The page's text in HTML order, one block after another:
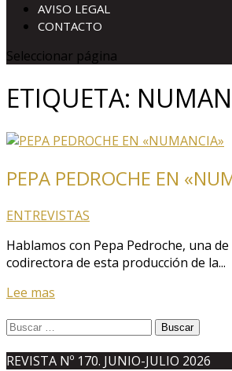
AVISO LEGAL
CONTACTO
Seleccionar página
ETIQUETA:
PEPA PEDROCHE EN
ENTREVISTAS
Hablamos con Pepa Pedroche, una
codirectora de esta producción de la...
Lee mas
Buscar:
REVISTA Nº 170. JUNIO-JULIO 2026